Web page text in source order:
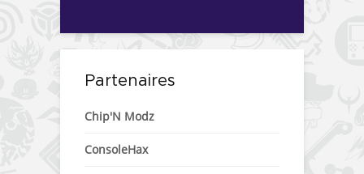
Partenaires
Chip'N Modz
ConsoleHax